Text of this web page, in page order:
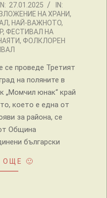
27.01.2025
IN:
НА ХРАНИ,
, НАЙ-ВАЖНОТО,
, ФЕСТИВАЛ НА
, ФОЛКЛОРЕН
се проведе Третият
на поляните в
„Момчил юнак“ край
което е една от
за района, се
Община
български
ОЩЕ 🙂